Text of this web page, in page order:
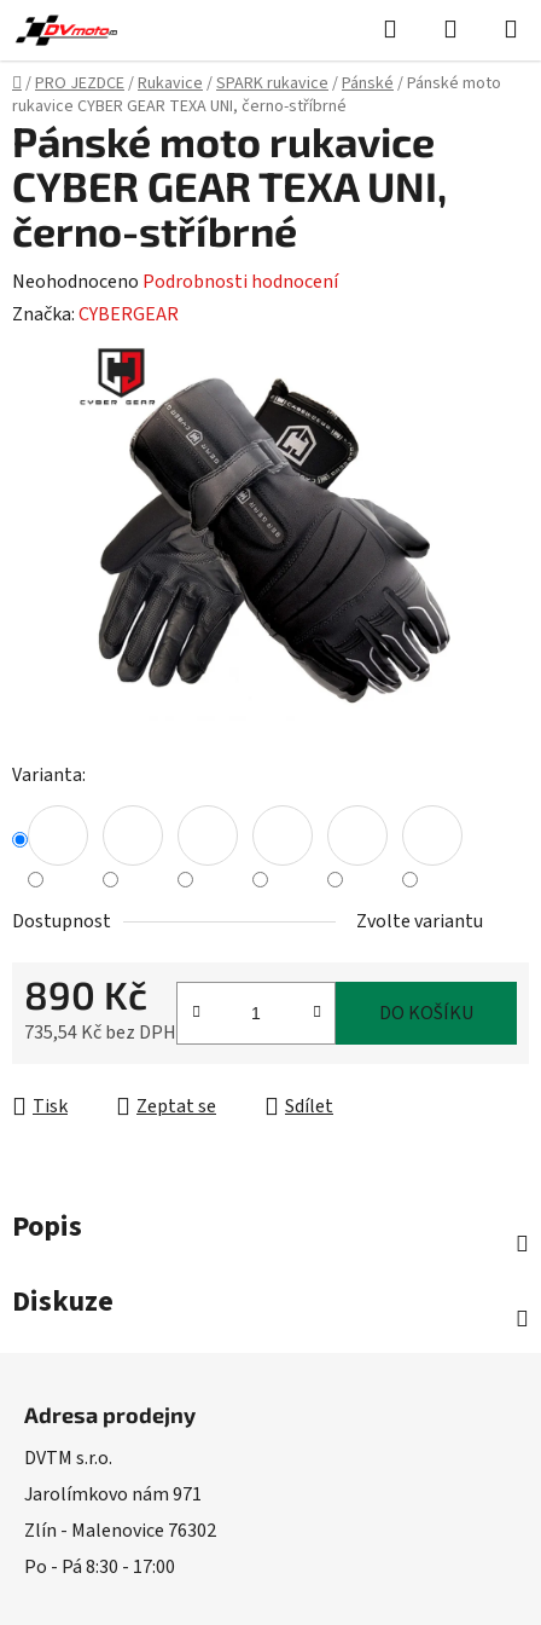
Přejít
na
obsah
Hledat
KOŠÍK
Domů
/PRO JEZDCE/Rukavice/SPARK rukavice/Pánské/Pánské moto
rukavice CYBER GEAR TEXA UNI, černo-stříbrné
Varianta:
Dostupnost Zvolte variantu
890 Kč
735,54 Kč bez DPH
DO KOŠÍKU
Tisk Zeptat se Sdílet
Pánské moto rukavice
CYBER GEAR TEXA UNI,
černo-stříbrné
Průměrné
hodnocení
Neohodnoceno Podrobnosti hodnocení
Značka:CYBERGEAR
Popis
Diskuze
Adresa prodejny
DVTM s.r.o.
Jarolímkovo nám 971
Zlín - Malenovice 76302
Po - Pá 8:30 - 17:00